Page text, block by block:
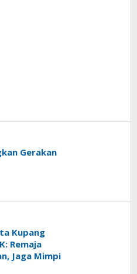
Gerakan
Kupang
Remaja
Jaga Mimpi